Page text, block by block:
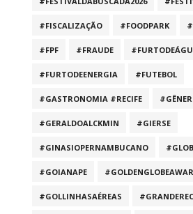
#FISCALIZAÇÃO #FOODPARK
#FPF #FRAUDE
#FURTODEENERGIA #FUTEBOL
#GASTRONOMIA #RECIFE
#GERALDOALCKMIN #GIERSE
#GINASIOPERNAMBUCANO
#GOIANAPE
#GOLLINHASAÉREAS